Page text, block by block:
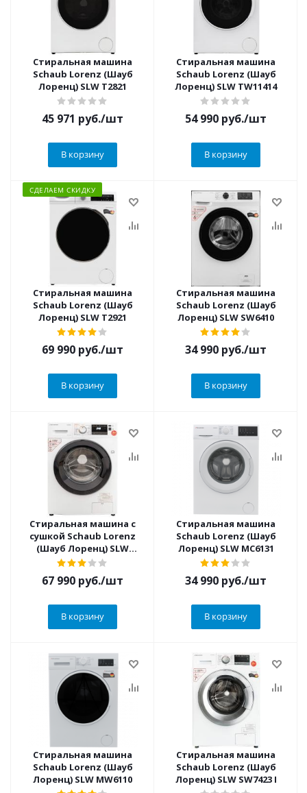
Стиральная машина
Schaub Lorenz (Шауб
Лоренц) SLW T2821
45 971 руб./шт
В корзину
Стиральная машина
Schaub Lorenz (Шауб
Лоренц) SLW TW11414
54 990 руб./шт
В корзину
СДЕЛАЕМ СКИДКУ
Стиральная машина
Schaub Lorenz (Шауб
Лоренц) SLW T2921
69 990 руб./шт
В корзину
Стиральная машина
Schaub Lorenz (Шауб
Лоренц) SLW SW6410
34 990 руб./шт
В корзину
Стиральная машина с
сушкой Schaub Lorenz
(Шауб Лоренц) SLW
TW8441 I
67 990 руб./шт
В корзину
Стиральная машина
Schaub Lorenz (Шауб
Лоренц) SLW MC6131
34 990 руб./шт
В корзину
Стиральная машина
Schaub Lorenz (Шауб
Лоренц) SLW MW6110
Стиральная машина
Schaub Lorenz (Шауб
Лоренц) SLW SW7423 I